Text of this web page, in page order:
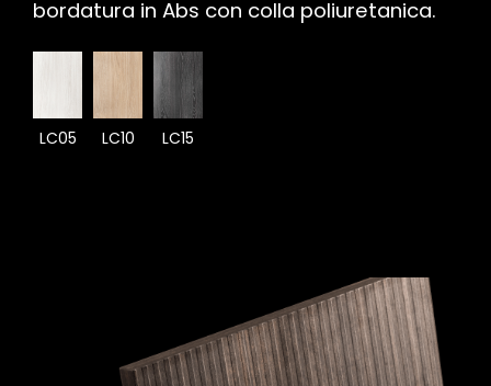
bordatura in Abs con colla poliuretanica.
LC05 LC10 LC15